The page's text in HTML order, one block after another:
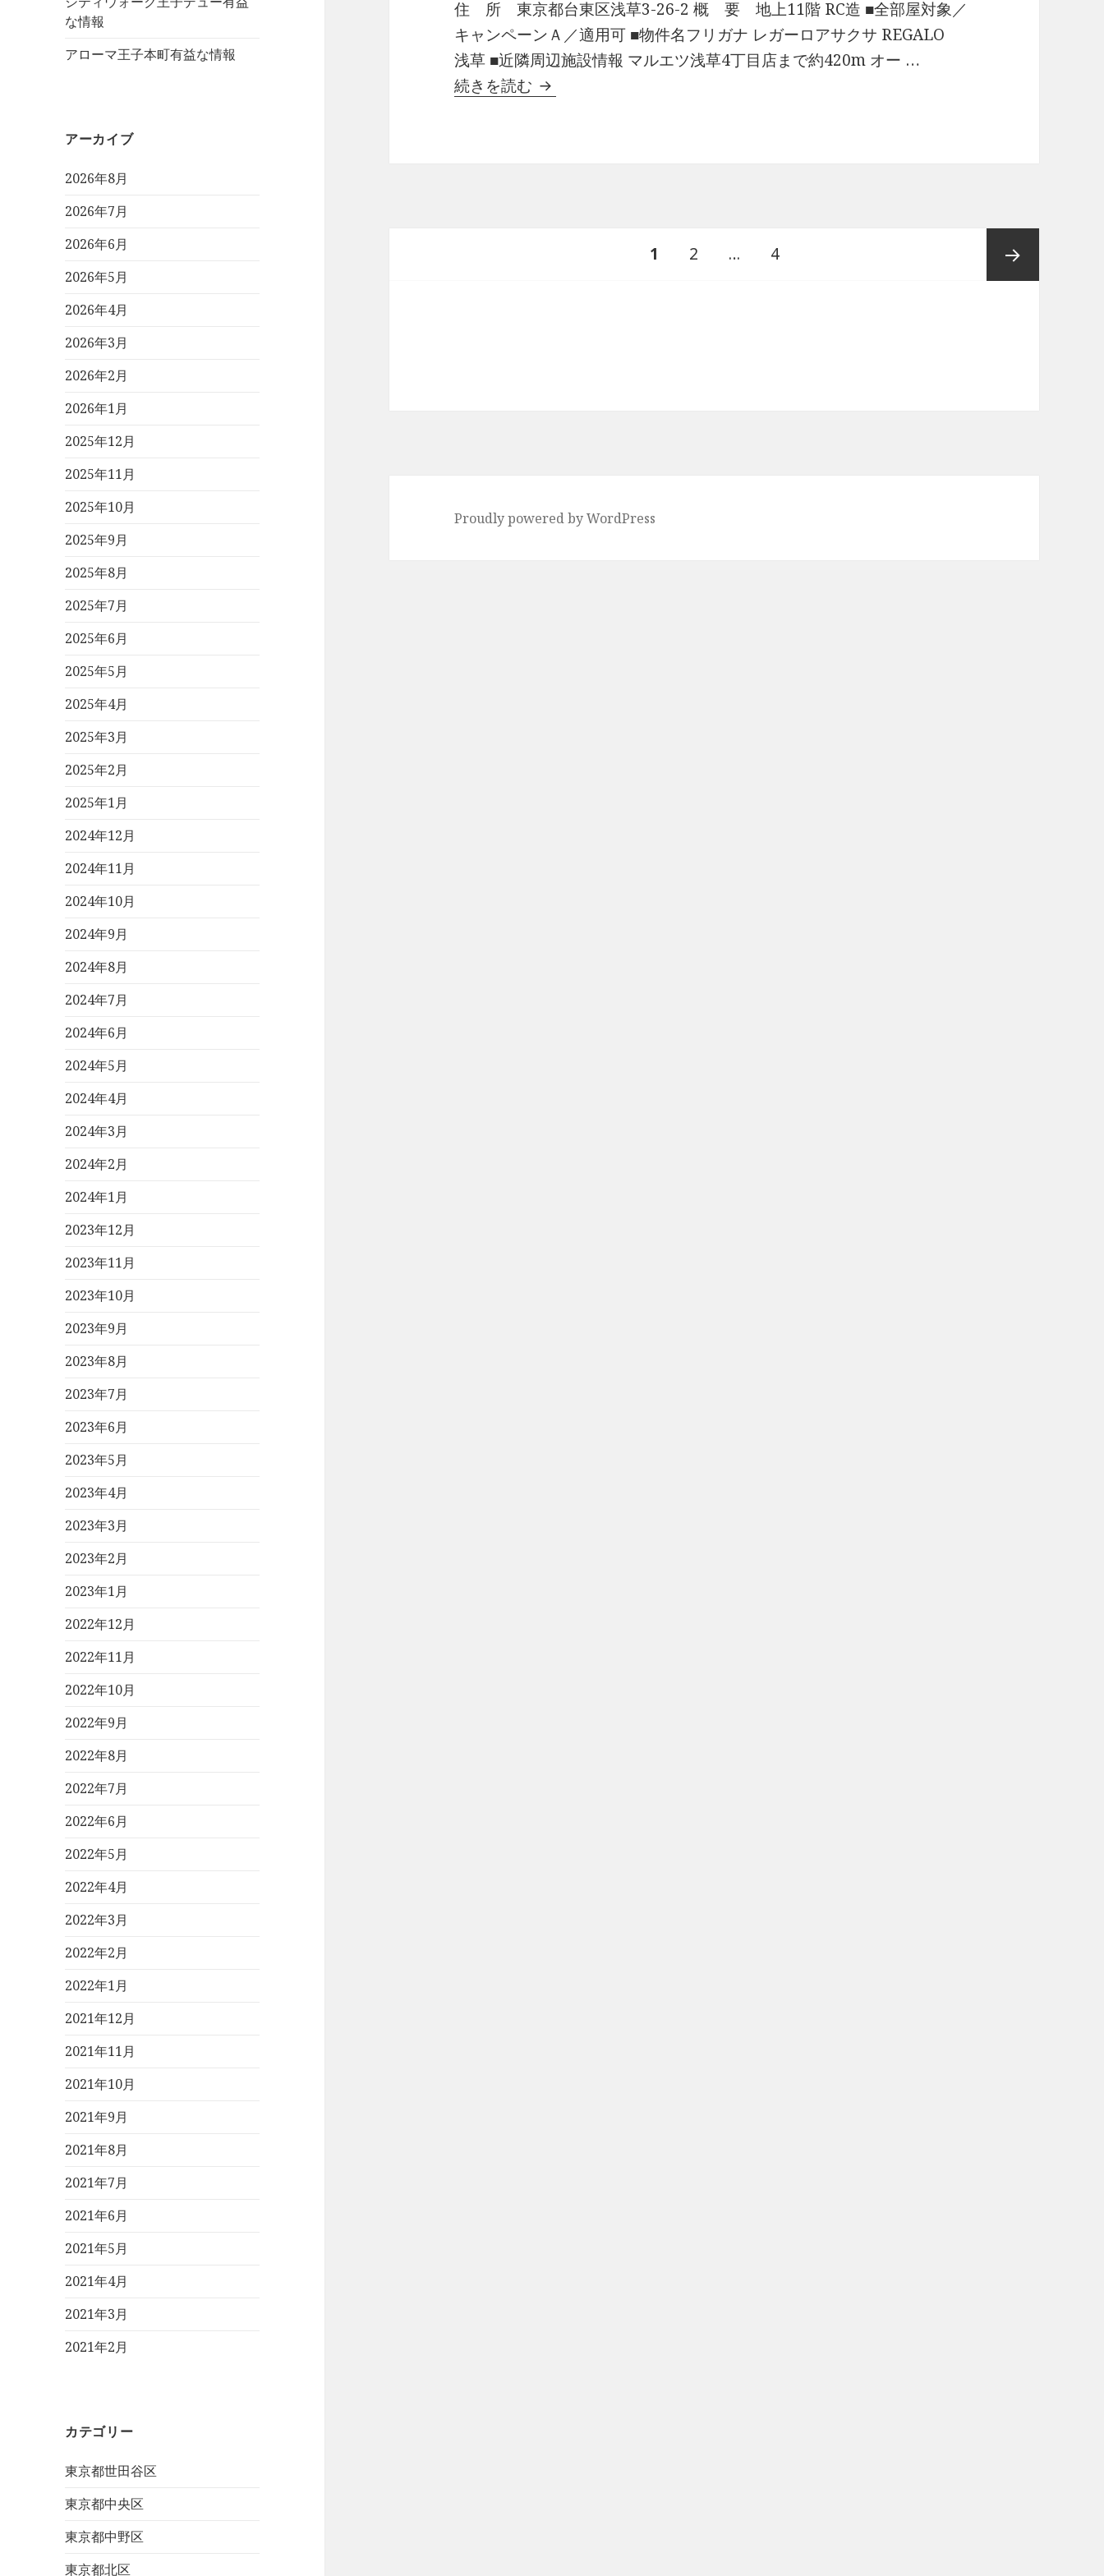
な情報
アローマ王子本町有益な情報
アーカイブ
2026年8月
2026年7月
2026年6月
2026年5月
2026年4月
2026年3月
2026年2月
2026年1月
2025年12月
2025年11月
2025年10月
2025年9月
2025年8月
2025年7月
2025年6月
2025年5月
2025年4月
2025年3月
2025年2月
2025年1月
2024年12月
2024年11月
2024年10月
2024年9月
2024年8月
2024年7月
2024年6月
2024年5月
2024年4月
2024年3月
2024年2月
2024年1月
2023年12月
2023年11月
2023年10月
2023年9月
2023年8月
2023年7月
2023年6月
2023年5月
2023年4月
2023年3月
2023年2月
2023年1月
2022年12月
2022年11月
2022年10月
2022年9月
2022年8月
2022年7月
2022年6月
2022年5月
2022年4月
2022年3月
2022年2月
2022年1月
2021年12月
2021年11月
2021年10月
2021年9月
2021年8月
2021年7月
2021年6月
2021年5月
2021年4月
2021年3月
2021年2月
カテゴリー
東京都世田谷区
東京都中央区
東京都中野区
東京都北区
住 所 東京都台東区浅草3-26-2 概 要 地上11階 RC造 ■全部屋対象／
キャンペーンＡ／適用可 ■物件名フリガナ レガーロアサクサ REGALO
浅草 ■近隣周辺施設情報 マルエツ浅草4丁目店まで約420m オー …
続きを読む レガーロ浅草有益な情報
ペ
1 ペ
2 … ペ
4
Proudly powered by WordPress